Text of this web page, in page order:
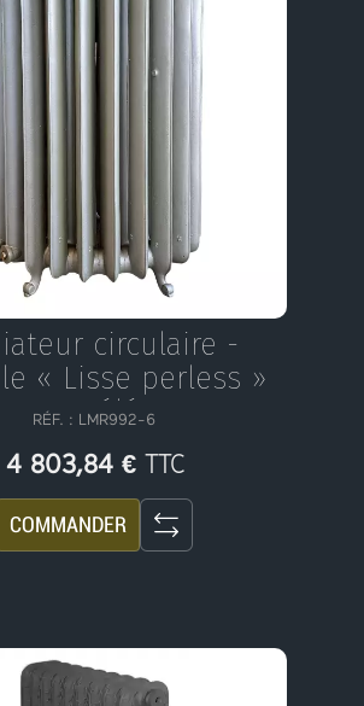
circulaire -
« Lisse perless »
- 24 éléments
RÉF. : LMR992-6
4 803,84 € TTC
COMMANDER